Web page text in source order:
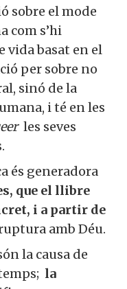
seu fill:
i l’eclosió
el període en
es
l’atenció
i la forma
de vida
la llei natural,
de gènere
és generadora
que el llibre
a